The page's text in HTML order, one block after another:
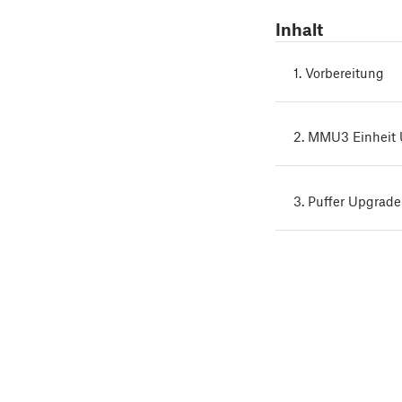
Inhalt
1. Vorbereitung
2. MMU3 Einheit
3. Puffer Upgrade